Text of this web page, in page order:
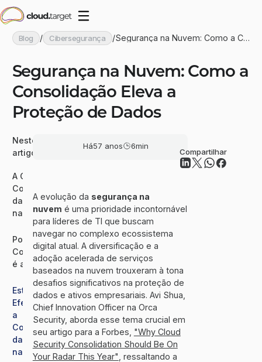
Blog / Cibersegurança /Segurança na Nuvem: Como a Co
Segurança na Nuvem: Como a
Consolidação Eleva a
Proteção de Dados
Há57 anos 6min
A evolução da segurança na
nuvem é uma prioridade incontornável
para líderes de TI que buscam
navegar no complexo ecossistema
digital atual. A diversificação e a
adoção acelerada de serviços
baseados na nuvem trouxeram à tona
desafios significativos na proteção de
dados e ativos empresariais. Avi Shua,
Chief Innovation Officer na Orca
Security, aborda esse tema crucial em
seu artigo para a Forbes, "Why Cloud
Security Consolidation Should Be On
Your Radar This Year" , ressaltando a
Neste
artigo
A Crescente
Complexidade
da Segurança
na Nuvem
Por Que a
Consolidação
é a Chave?
Estratégias
Efetivas para
a
Consolidação
da Segurança
na Nuvem
Compartilhar